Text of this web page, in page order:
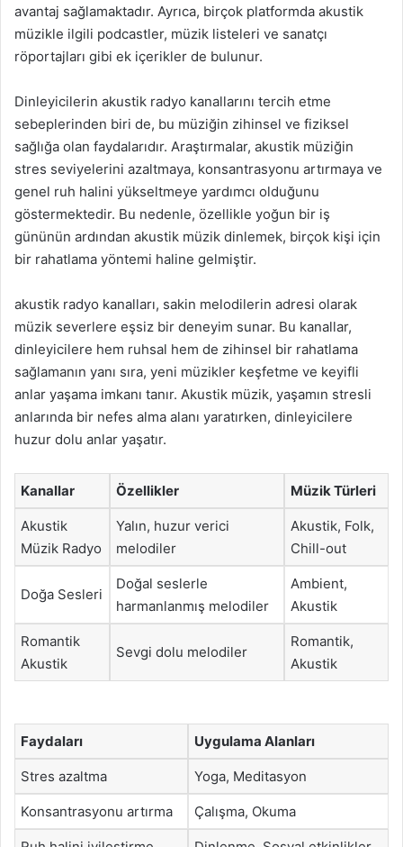
avantaj sağlamaktadır. Ayrıca, birçok platformda akustik
müzikle ilgili podcastler, müzik listeleri ve sanatçı
röportajları gibi ek içerikler de bulunur.
Dinleyicilerin akustik radyo kanallarını tercih etme
sebeplerinden biri de, bu müziğin zihinsel ve fiziksel
sağlığa olan faydalarıdır. Araştırmalar, akustik müziğin
stres seviyelerini azaltmaya, konsantrasyonu artırmaya ve
genel ruh halini yükseltmeye yardımcı olduğunu
göstermektedir. Bu nedenle, özellikle yoğun bir iş
gününün ardından akustik müzik dinlemek, birçok kişi için
bir rahatlama yöntemi haline gelmiştir.
akustik radyo kanalları, sakin melodilerin adresi olarak
müzik severlere eşsiz bir deneyim sunar. Bu kanallar,
dinleyicilere hem ruhsal hem de zihinsel bir rahatlama
sağlamanın yanı sıra, yeni müzikler keşfetme ve keyifli
anlar yaşama imkanı tanır. Akustik müzik, yaşamın stresli
anlarında bir nefes alma alanı yaratırken, dinleyicilere
huzur dolu anlar yaşatır.
Kanallar Özellikler Müzik Türleri
Akustik
Müzik Radyo
Yalın, huzur verici
melodiler
Akustik, Folk,
Chill-out
Doğa Sesleri
Doğal seslerle
harmanlanmış melodiler
Ambient,
Akustik
Romantik
Akustik
Sevgi dolu melodiler
Romantik,
Akustik
Faydaları Uygulama Alanları
Stres azaltma Yoga, Meditasyon
Konsantrasyonu artırma Çalışma, Okuma